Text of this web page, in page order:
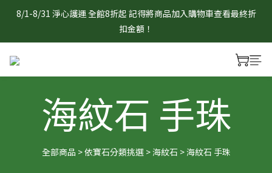
8/1-8/31 淨心護運 全館8折起 記得將商品加入購物車查看最終折
扣金額！
8/1-8/31 淨心護運 全館8折起 記得將商品加入購物車查看最終折
扣金額！
官網限定 滿1888元贈曜石守護小熊/狐狸吊飾乙個　贈品採隨機
8/1-8/31 淨心護運 全館8折起 記得將商品加入購物車查看最終折
扣金額！
海紋石 手珠
全部商品 >依寶石分類挑選>海紋石 >海紋石 手珠